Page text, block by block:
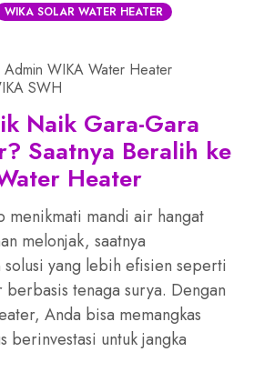
WIKA SOLAR WATER HEATER
Admin WIKA Water Heater
SWH
Naik Gara-Gara
Saatnya Beralih ke
Heater
menikmati mandi air hangat
melonjak, saatnya
yang lebih efisien seperti
tenaga surya. Dengan
Anda bisa memangkas
berinvestasi untuk jangka